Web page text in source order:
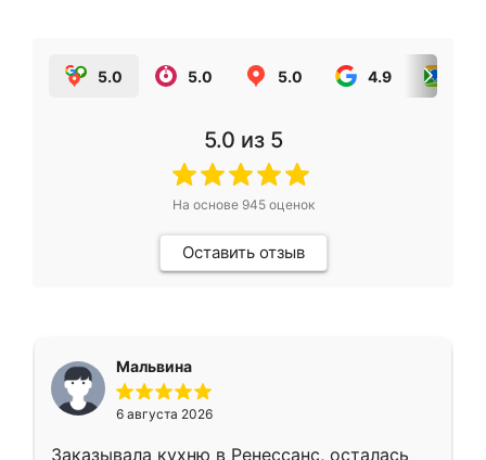
5.0 5.0 5.0 4.9
5.0 из 5
На основе 945оценок
Оставить отзыв
Мальвина
6 августа 2026
Заказывала кухню в Ренессанс, осталась